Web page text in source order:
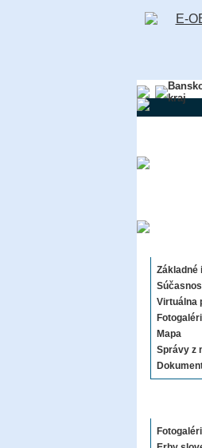
kraj
Základné
Virtuálna
Mapa
Správy z